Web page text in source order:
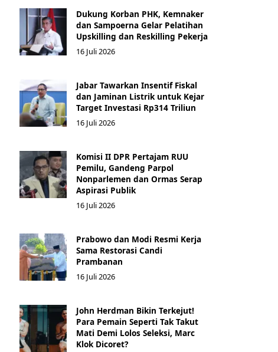
Dukung Korban PHK, Kemnaker
dan Sampoerna Gelar Pelatihan
Upskilling dan Reskilling Pekerja
16 Juli 2026
Jabar Tawarkan Insentif Fiskal
dan Jaminan Listrik untuk Kejar
Target Investasi Rp314 Triliun
16 Juli 2026
Komisi II DPR Pertajam RUU
Pemilu, Gandeng Parpol
Nonparlemen dan Ormas Serap
Aspirasi Publik
16 Juli 2026
Prabowo dan Modi Resmi Kerja
Sama Restorasi Candi
Prambanan
16 Juli 2026
John Herdman Bikin Terkejut!
Para Pemain Seperti Tak Takut
Mati Demi Lolos Seleksi, Marc
Klok Dicoret?